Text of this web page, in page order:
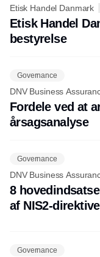
Etisk Handel Danmark
Etisk Handel
bestyrelse
Governance
DNV Business
Fordele ved at
årsagsanalyse
Governance
DNV Business
8
af NIS2-
Governance